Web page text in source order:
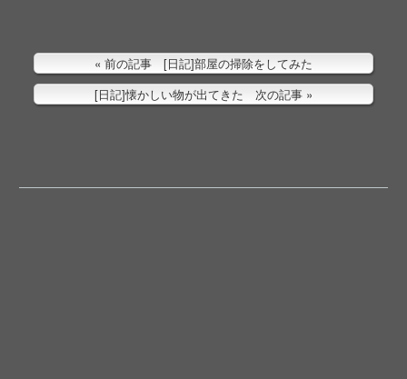
前の記事 [日記]部屋の掃除をしてみた
[日記]懐かしい物が出てきた 次の記事